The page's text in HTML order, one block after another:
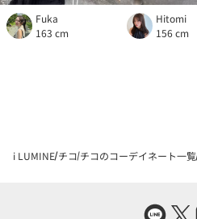
Fuka
163 cm
Hitomi
156 cm
i LUMINE チコ チコのコーデイネート一覧